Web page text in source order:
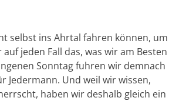
selbst ins Ahrtal fahren können, um
jeden Fall das, was wir am Besten
Sonntag fuhren wir demnach
Jedermann. Und weil wir wissen,
haben wir deshalb gleich ein